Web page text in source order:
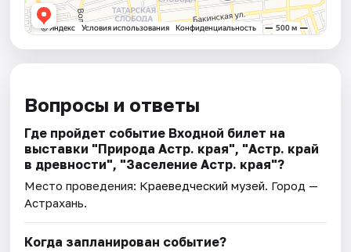
Вопросы и ответы
Где пройдет событие Входной билет на
выставки "Природа Астр. края", "Астр. край
в древности", "Заселение Астр. края"?
Место проведения: Краеведческий музей. Город —
Астрахань.
Когда запланирован событие?